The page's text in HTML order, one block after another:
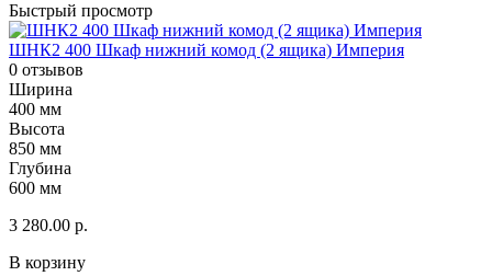
Быстрый просмотр
ШНК2 400 Шкаф нижний комод (2 ящика) Империя
0 отзывов
Ширина
400 мм
Высота
850 мм
Глубина
600 мм
3 280.00 р.
В корзину